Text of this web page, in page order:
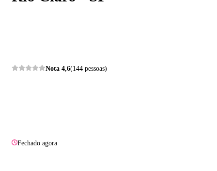
Nota 4,6(144 pessoas)
Fechado agora